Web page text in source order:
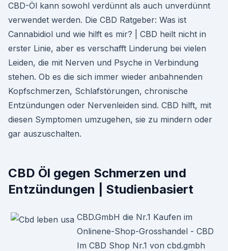
CBD-Öl kann sowohl verdünnt als auch unverdünnt
verwendet werden. Die CBD Ratgeber: Was ist
Cannabidiol und wie hilft es mir? | CBD heilt nicht in
erster Linie, aber es verschafft Linderung bei vielen
Leiden, die mit Nerven und Psyche in Verbindung
stehen. Ob es die sich immer wieder anbahnenden
Kopfschmerzen, Schlafstörungen, chronische
Entzündungen oder Nervenleiden sind. CBD hilft, mit
diesen Symptomen umzugehen, sie zu mindern oder
gar auszuschalten.
CBD Öl gegen Schmerzen und
Entzündungen | Studienbasiert
CBD.GmbH die Nr.1 Kaufen im
Onlinene-Shop-Grosshandel - CBD
Im CBD Shop Nr.1 von cbd.gmbh